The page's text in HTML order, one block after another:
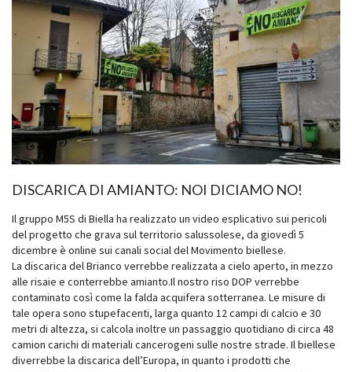
DISCARICA DI AMIANTO: NOI DICIAMO NO!
Il gruppo M5S di Biella ha realizzato un video esplicativo sui pericoli
del progetto che grava sul territorio salussolese, da giovedì 5
dicembre è online sui canali social del Movimento biellese.
La discarica del Brianco verrebbe realizzata a cielo aperto, in mezzo
alle risaie e conterrebbe amianto.Il nostro riso DOP verrebbe
contaminato così come la falda acquifera sotterranea. Le misure di
tale opera sono stupefacenti, larga quanto 12 campi di calcio e 30
metri di altezza, si calcola inoltre un passaggio quotidiano di circa 48
camion carichi di materiali cancerogeni sulle nostre strade. Il biellese
diverrebbe la discarica dell’Europa, in quanto i prodotti che